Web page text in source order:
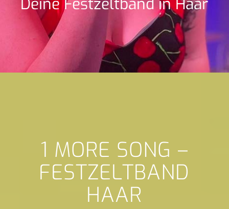
Deine Festzeltband in Haar
1 MORE SONG –
FESTZELTBAND
HAAR